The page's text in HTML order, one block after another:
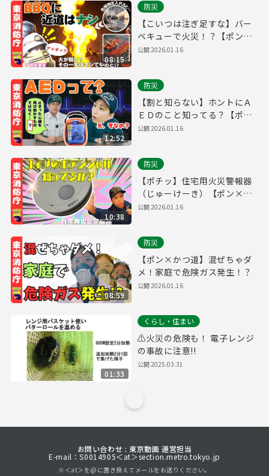
08:15
防災
【こいつは注ぎ足すな】バー
ベキューで火災！？【ポン×
かつ道】
公開2026.01.16
12:52
防災
【割と知らない】ホントにＡ
ＥＤのこと知ってる？【ポン
×かつ道】
公開2026.01.16
10:38
防災
【ポチッ】住宅用火災警報器
（じゅーけーき）【ポン×か
つ道】
公開2026.01.16
08:59
防災
【ポン×かつ道】混ぜちゃダ
メ！家庭で危険ガス発生！？
公開2026.01.16
01:33
くらし・住まい
⚠火災の危険も！ 電子レンジ
の事故に注意!!
公開2025.03.31
お問い合わせ : 東京動画 運営担当
E-mail：S0014905＜at＞section.metro.tokyo.jp
※＜at＞を@に置き換えてメールをお送りください。